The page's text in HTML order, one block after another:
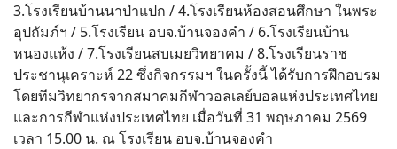
3.โรงเรียนบ้านนาป่าแปก / 4.โรงเรียนห้องสอนศึกษา ในพระ
อุปถัมภ์ฯ / 5.โรงเรียน อบจ.บ้านจองคำ / 6.โรงเรียนบ้าน
หนองแห้ง / 7.โรงเรียนสบเมยวิทยาคม / 8.โรงเรียนราช
ประชานุเคราะห์ 22 ซึ่งกิจกรรมฯ ในครั้งนี้ ได้รับการฝึกอบรม
โดยทีมวิทยากรจากสมาคมกีฬาวอลเลย์บอลแห่งประเทศไทย
และการกีฬาแห่งประเทศไทย เมื่อวันที่ 31 พฤษภาคม 2569
เวลา 15.00 น. ณ โรงเรียน อบจ.บ้านจองคำ